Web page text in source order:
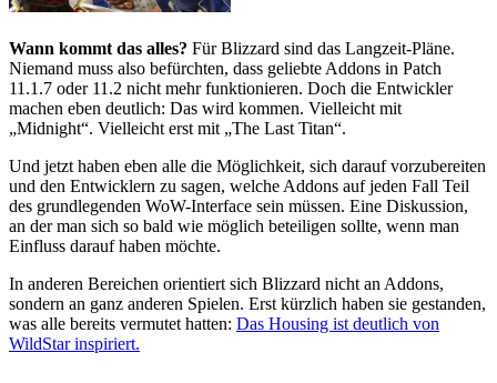
Wann kommt das alles? Für Blizzard sind das Langzeit-Pläne.
Niemand muss also befürchten, dass geliebte Addons in Patch
11.1.7 oder 11.2 nicht mehr funktionieren. Doch die Entwickler
machen eben deutlich: Das wird kommen. Vielleicht mit
Midnight . Vielleicht erst mit „The Last Titan“.
Und jetzt haben eben alle die Möglichkeit, sich darauf vorzubereiten
und den Entwicklern zu sagen, welche Addons auf jeden Fall Teil
des grundlegenden WoW-Interface sein müssen. Eine Diskussion,
an der man sich so bald wie möglich beteiligen sollte, wenn man
Einfluss darauf haben möchte.
In anderen Bereichen orientiert sich Blizzard nicht an Addons,
sondern an ganz anderen Spielen. Erst kürzlich haben sie gestanden,
was alle bereits vermutet hatten: Das Housing ist deutlich von
WildStar inspiriert.